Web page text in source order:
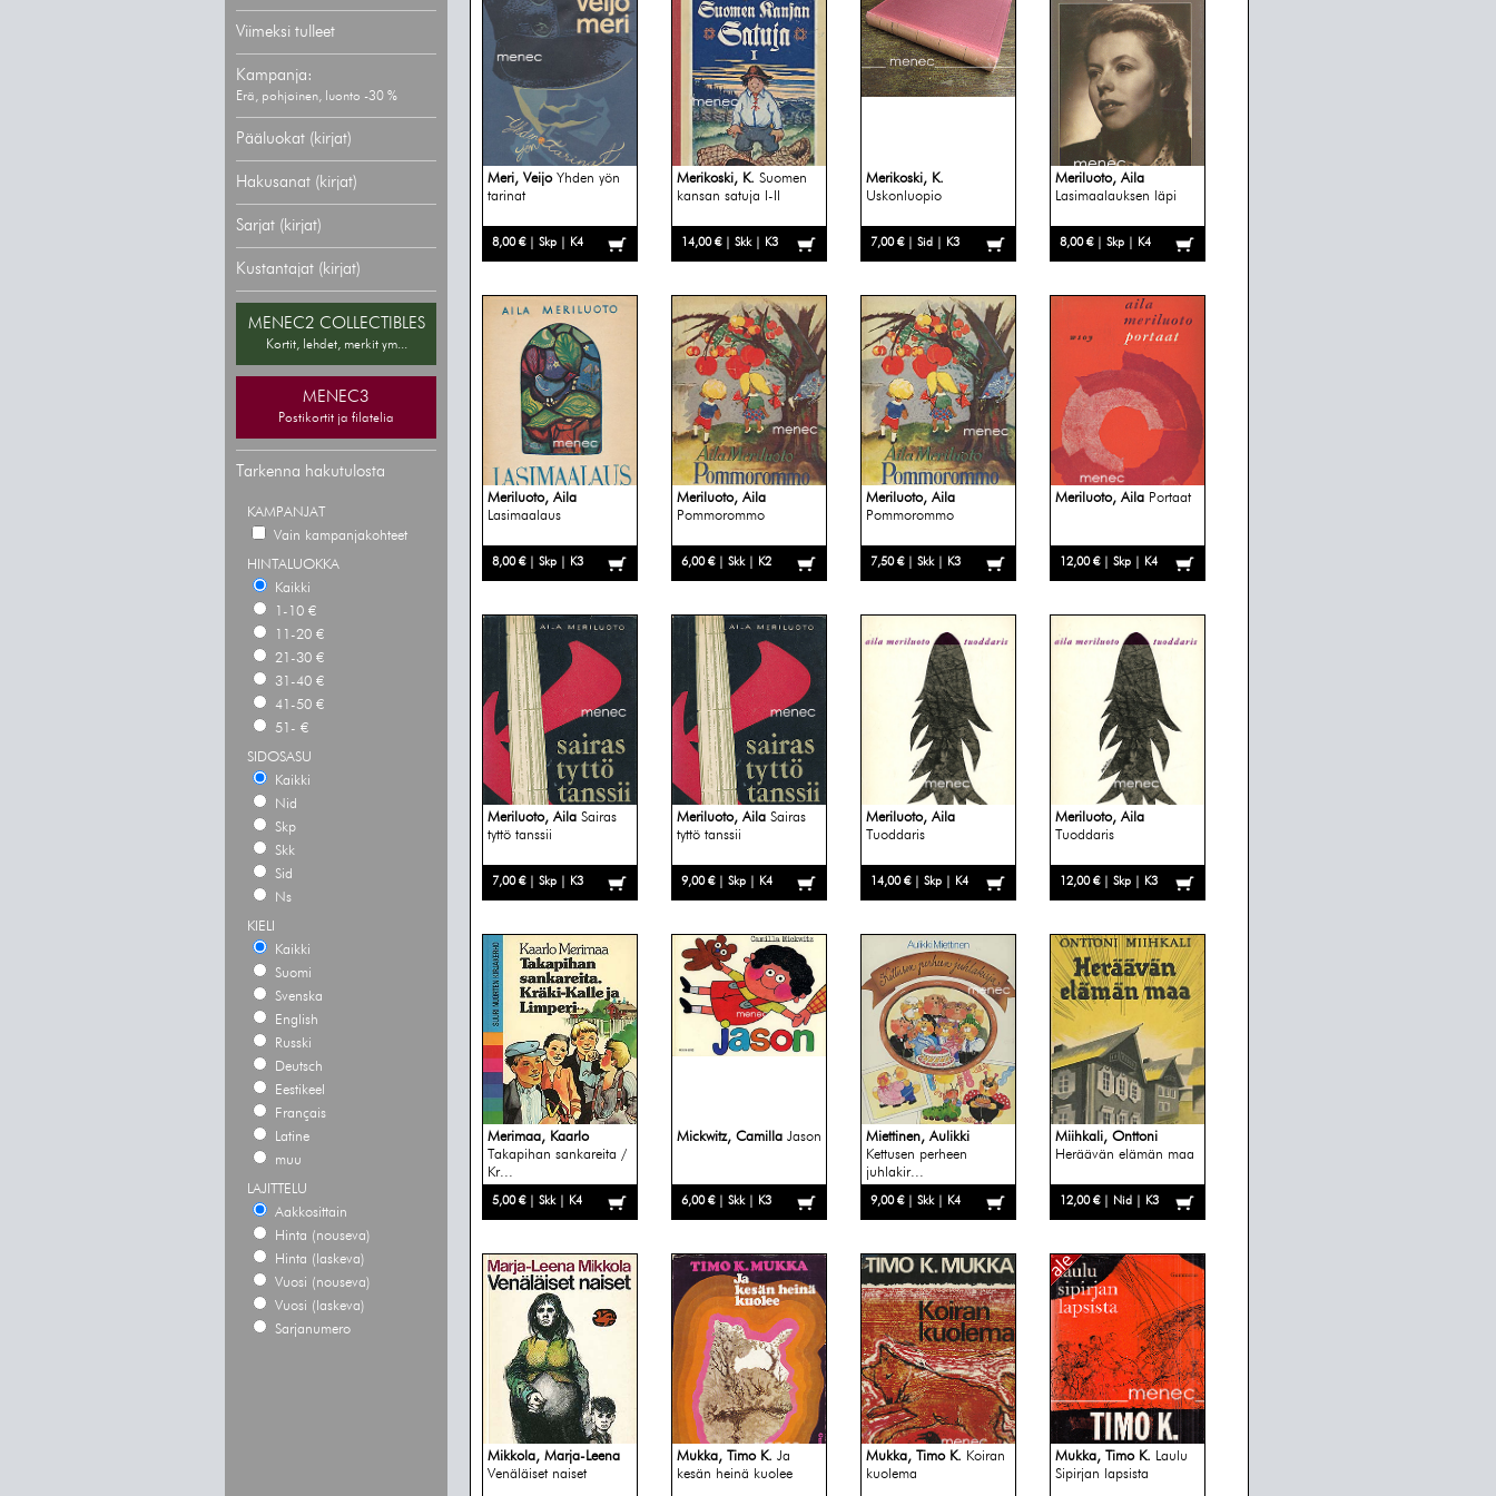
Viimeksi tulleet
Kampanja:
Erä, pohjoinen, luonto -30 %
Pääluokat (kirjat)
Hakusanat (kirjat)
Sarjat (kirjat)
Kustantajat (kirjat)
MENEC2 COLLECTIBLES
Kortit, lehdet, merkit ym...
MENEC3
Postikortit ja filatelia
Tarkenna hakutulosta
KAMPANJAT
Vain kampanjakohteet
HINTALUOKKA
Kaikki
1-10 €
11-20 €
21-30 €
31-40 €
41-50 €
51- €
SIDOSASU
Kaikki
Nid
Skp
Skk
Sid
Ns
KIELI
Kaikki
Suomi
Svenska
English
Russki
Deutsch
Eestikeel
Français
Latine
muu
LAJITTELU
Aakkosittain
Hinta (nouseva)
Hinta (laskeva)
Vuosi (nouseva)
Vuosi (laskeva)
Sarjanumero
Meri, Veijo Yhden yön
tarinat
8,00 € | Skp | K4
Merikoski, K. Suomen
kansan satuja I-II
14,00 € | Skk | K3
Merikoski, K.
Uskonluopio
7,00 € | Sid | K3
Meriluoto, Aila
Lasimaalauksen läpi
8,00 € | Skp | K4
Meriluoto, Aila
Lasimaalaus
8,00 € | Skp | K3
Meriluoto, Aila
Pommorommo
6,00 € | Skk | K2
Meriluoto, Aila
Pommorommo
7,50 € | Skk | K3
Meriluoto, Aila Portaat
12,00 € | Skp | K4
Meriluoto, Aila Sairas
tyttö tanssii
7,00 € | Skp | K3
Meriluoto, Aila Sairas
tyttö tanssii
9,00 € | Skp | K4
Meriluoto, Aila
Tuoddaris
14,00 € | Skp | K4
Meriluoto, Aila
Tuoddaris
12,00 € | Skp | K3
Merimaa, Kaarlo
Takapihan sankareita /
Kr...
5,00 € | Skk | K4
Mickwitz, Camilla Jason
6,00 € | Skk | K3
Miettinen, Aulikki
Kettusen perheen
juhlakir...
9,00 € | Skk | K4
Miihkali, Onttoni
Heräävän elämän maa
12,00 € | Nid | K3
Mikkola, Marja-Leena
Venäläiset naiset
Mukka, Timo K. Ja
kesän heinä kuolee
Mukka, Timo K. Koiran
kuolema
Mukka, Timo K. Laulu
Sipirjan lapsista